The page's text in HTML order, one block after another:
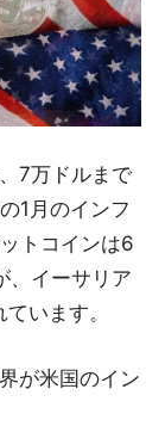
7万ドルまで
1月のインフ
トコインは6
、イーサリア
います。
が米国のイン